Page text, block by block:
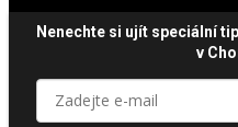
Nenechte si ujít speciální
v